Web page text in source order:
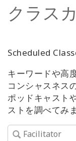
ア
ン
に
サ
イ
ン
ン
クラス
Scheduled
キーワードや高
コンシャスネス
ポッドキャスト
ストを調べてみ